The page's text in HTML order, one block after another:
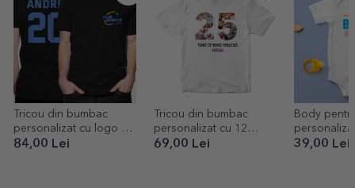
Tricou din bumbac
personalizat cu logo pe
față și număr pe spate
84,00 Lei
Tricou din bumbac
personalizat cu 12
poze și mesaj - 25 de
69,00 Lei
Body
Cool baby
39,00 Lei